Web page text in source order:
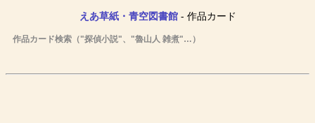
えあ草紙・青空図書館- 作品カード
作品カード検索（"探偵小説"、"魯山人 雑煮"…）